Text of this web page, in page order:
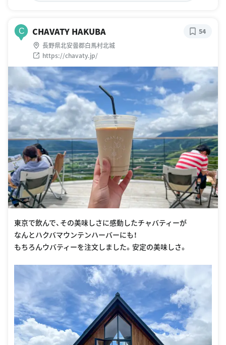
C CHAVATY HAKUBA
長野県北安曇郡白馬村北城
https://chavaty.jp/
54
東京で飲んで、その美味しさに感動したチャバティーが
なんとハクバマウンテンハーバーにも！
もちろんウバティーを注文しました。安定の美味しさ。